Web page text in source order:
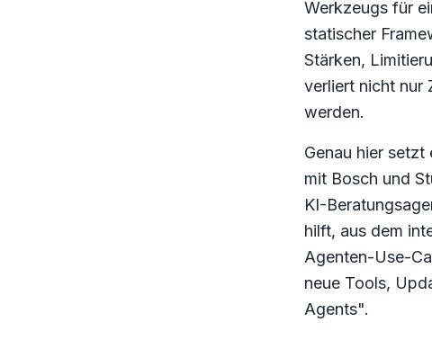
Werkzeugs für
statischer
Stärken,
verliert nicht nur
werden.
Genau hier
mit Bosch und
KI-
hilft, aus dem
Agenten-Use-
neue Tools,
Agents".